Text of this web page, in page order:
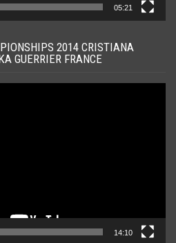
05:21
2014 CRISTIANA
GUERRIER FRANCE
14:10